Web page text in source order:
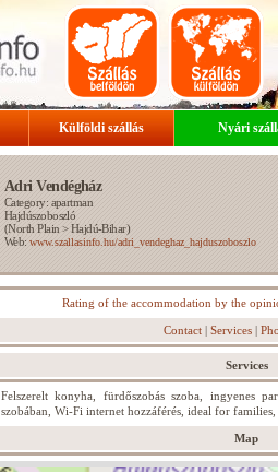
Külföldi szállás Nyári
Adri Vendégház
Category: apartman
Hajdúszoboszló
(North Plain >Hajdú-Bihar)
Web:www.szallasinfo.hu/adri_vendeghaz_hajduszoboszlo
Rating of the accommodation by the
Contact| Services|
Services
Felszerelt konyha, fürdőszobás szoba, ingyenes
szobában, Wi-Fi internet hozzáférés, ideal for
Map